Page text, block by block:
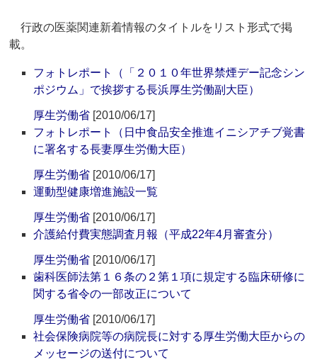
行政の医薬関連新着情報のタイトルをリスト形式で掲
載。
フォトレポート（「２０１０年世界禁煙デー記念シン
ポジウム」で挨拶する長浜厚生労働副大臣）
厚生労働省 [2010/06/17]
フォトレポート（日中食品安全推進イニシアチブ覚書
に署名する長妻厚生労働大臣）
厚生労働省 [2010/06/17]
運動型健康増進施設一覧
厚生労働省 [2010/06/17]
介護給付費実態調査月報（平成22年4月審査分）
厚生労働省 [2010/06/17]
歯科医師法第１６条の２第１項に規定する臨床研修に
関する省令の一部改正について
厚生労働省 [2010/06/17]
社会保険病院等の病院長に対する厚生労働大臣からの
メッセージの送付について